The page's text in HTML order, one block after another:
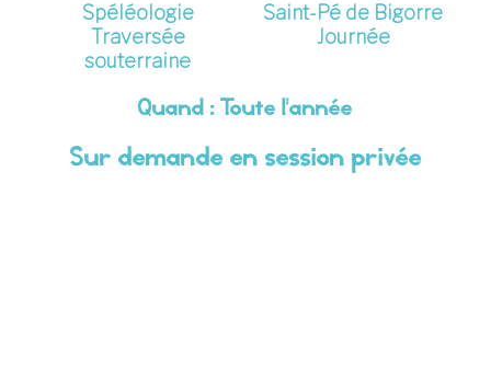
Spéléologie
Traversée
souterraine
Saint-Pé de Bigorre
Journée
Quand : Toute l'année
Sur demande en session privée